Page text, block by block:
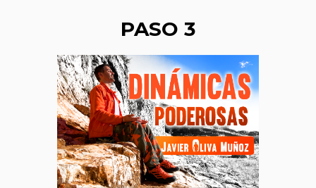
PASO 3